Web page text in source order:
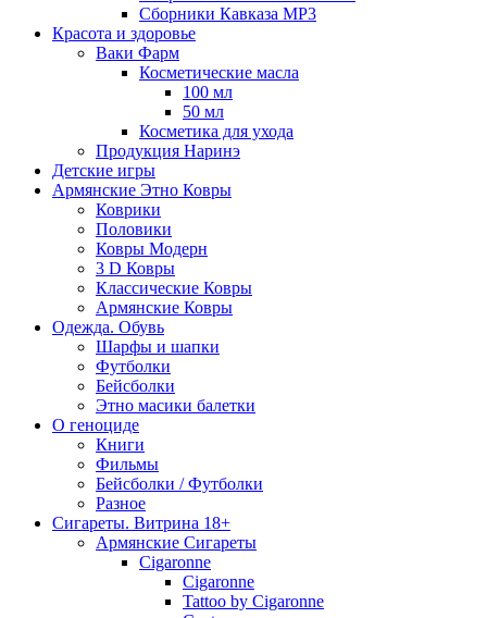
Сборники Кавказа MP3
Красота и здоровье
Ваки Фарм
Косметические масла
100 мл
50 мл
Косметика для ухода
Продукция Наринэ
Детские игры
Армянские Этно Ковры
Коврики
Половики
Ковры Модерн
3 D Ковры
Классические Ковры
Армянские Ковры
Одежда. Обувь
Шарфы и шапки
Футболки
Бейсболки
Этно масики балетки
О геноциде
Книги
Фильмы
Бейсболки / Футболки
Разное
Сигареты. Витрина 18+
Армянские Сигареты
Cigaronne
Cigaronne
Tattoo by Cigaronne